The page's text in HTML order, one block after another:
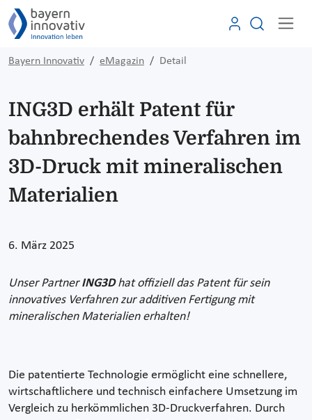
Bayern Innovativ eMagazin Detail
ING3D erhält Patent für
bahnbrechendes Verfahren im
3D-Druck mit mineralischen
Materialien
6. März 2025
Unser PartnerING3Dhat offiziell das Patent für sein
innovatives Verfahren zur additiven Fertigung mit
mineralischen Materialien erhalten!
Die patentierte Technologie ermöglicht eine schnellere,
wirtschaftlichere und technisch einfachere Umsetzung im
Vergleich zu herkömmlichen 3D-Druckverfahren. Durch